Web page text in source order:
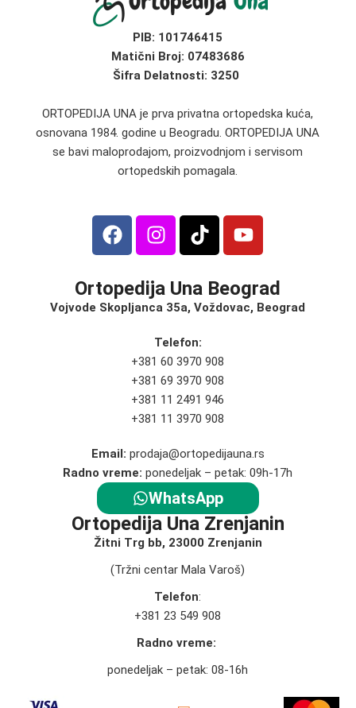
PIB: 101746415
Matični Broj: 07483686
Šifra Delatnosti: 3250
ORTOPEDIJA UNA je prva privatna ortopedska kuća,
osnovana 1984. godine u Beogradu. ORTOPEDIJA UNA
se bavi maloprodajom, proizvodnjom i servisom
ortopedskih pomagala.
Ortopedija Una Beograd
Vojvode Skopljanca 35a, Voždovac, Beograd
Telefon:
+381 60 3970 908
+381 69 3970 908
+381 11 2491 946
+381 11 3970 908
Email: prodaja@ortopedijauna.rs
Radno vreme:ponedeljak – petak: 09h-17h
WhatsApp
Ortopedija Una Zrenjanin
Žitni Trg bb, 23000 Zrenjanin
(Tržni centar Mala Varoš)
Telefon:
+381 23 549 908
Radno vreme:
ponedeljak – petak: 08-16h